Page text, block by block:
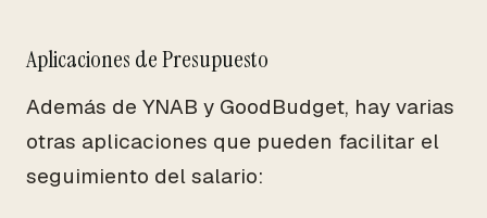
Aplicaciones de Presupuesto
Además de YNAB y GoodBudget, hay varias
otras aplicaciones que pueden facilitar el
seguimiento del salario: